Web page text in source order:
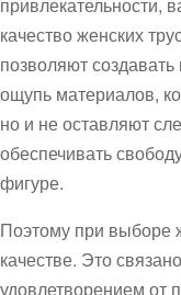
привлекательности,
качество женских
позволяют
ощупь материалов,
но и не оставляют
обеспечивать
фигуре.
Поэтому при выборе
качестве. Это
удовлетворением от